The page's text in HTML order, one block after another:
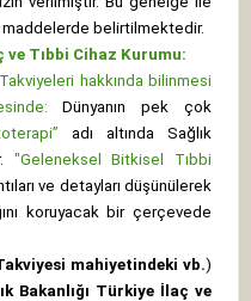
maddelerde belirtilmektedir.
ve Tıbbi Cihaz Kurumu:
hakkında bilinmesi
Dünyanın pek çok
adı altında Sağlık
"Geleneksel Bitkisel Tıbbi
ve detayları düşünülerek
koruyacak bir çerçevede
mahiyetindeki vb.)
Bakanlığı Türkiye İlaç ve